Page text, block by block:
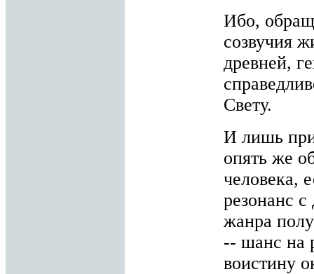
Ибо,
созвучия
древней,
Свету.
И лишь
опять же
человека,
резонанс
жанра
-- шанс на
воистину